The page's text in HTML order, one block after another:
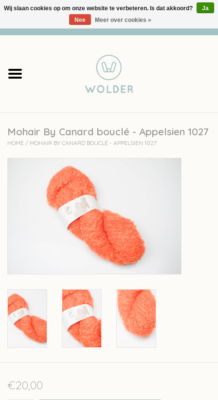
Garens
Accessoires
workshops
Mohair By Canard bouclé - Appelsien 1027
HOME / MOHAIR BY CANARD BOUCLÉ - APPELSIEN 1027
€20,00
Wij slaan cookies op om onze website te verbeteren. Is dat akkoord?
Ja
Nee
Meer over cookies »